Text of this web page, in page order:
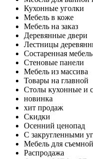
Кухонные уголки
Мебель в коже
Мебель на заказ
Деревянные двери
Лестницы
Состаренная мебель
Стеновые панели
Мебель из массива
Товары на главной
Столы кухонные и
новинка
хит продаж
Скидки
Осенний ценопад
С закругленными
Мебель для
Распродажа